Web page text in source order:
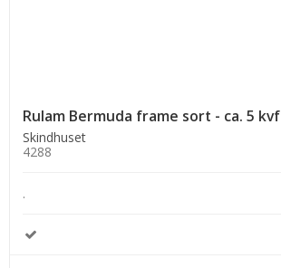
Rulam Bermuda frame sort - ca. 5 kvf
Skindhuset
4288
.